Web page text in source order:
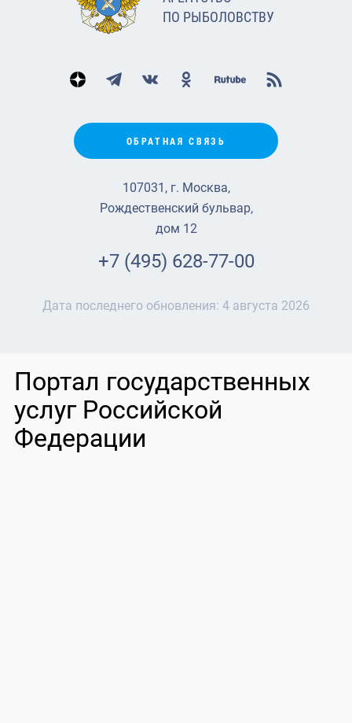
ПО РЫБОЛОВСТВУ
ОБРАТНАЯ СВЯЗЬ
107031, г. Москва,
Рождественский бульвар,
дом 12
+7 (495) 628-77-00
Дата последнего обновления: 4 августа 2026
Портал государственных
услуг Российской
Федерации